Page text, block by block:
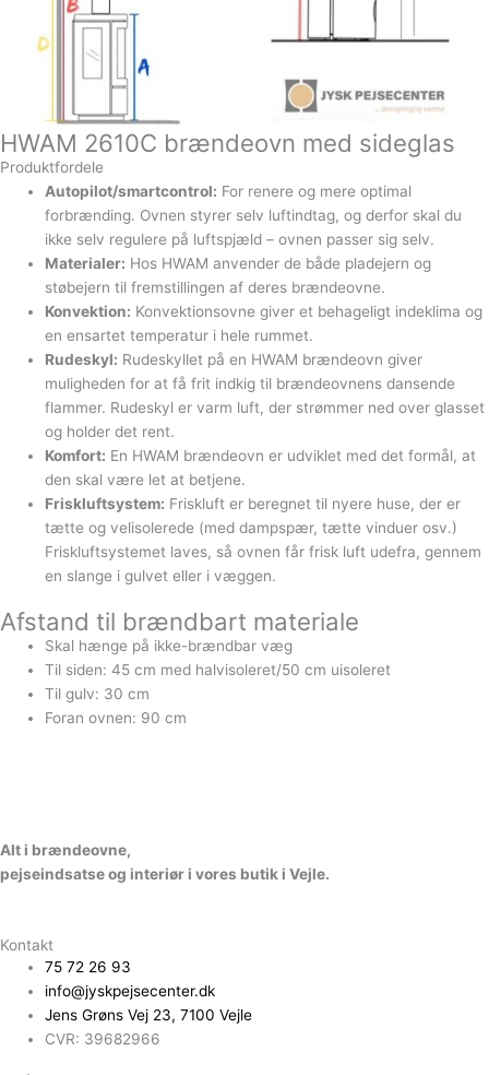
HWAM 2610C brændeovn med sideglas
Produktfordele
Autopilot/smartcontrol: For renere og mere optimal
forbrænding. Ovnen styrer selv luftindtag, og derfor skal du
ikke selv regulere på luftspjæld – ovnen passer sig selv.
Materialer: Hos HWAM anvender de både pladejern og
støbejern til fremstillingen af deres brændeovne.
Konvektion: Konvektionsovne giver et behageligt indeklima og
en ensartet temperatur i hele rummet.
Rudeskyl: Rudeskyllet på en HWAM brændeovn giver
muligheden for at få frit indkig til brændeovnens dansende
flammer. Rudeskyl er varm luft, der strømmer ned over glasset
og holder det rent.
Komfort: En HWAM brændeovn er udviklet med det formål, at
den skal være let at betjene.
Friskluftsystem: Friskluft er beregnet til nyere huse, der er
tætte og velisolerede (med dampspær, tætte vinduer osv.)
Friskluftsystemet laves, så ovnen får frisk luft udefra, gennem
en slange i gulvet eller i væggen.
Afstand til brændbart materiale
Skal hænge på ikke-brændbar væg
Til siden: 45 cm med halvisoleret/50 cm uisoleret
Til gulv: 30 cm
Foran ovnen: 90 cm
Alt i brændeovne,
pejseindsatseog interiør i vores butik i Vejle.
Kontakt
75 72 26 93
info@jyskpejsecenter.dk
Jens Grøns Vej 23, 7100 Vejle
CVR: 39682966